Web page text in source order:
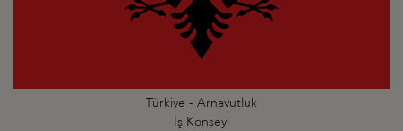
Türkiye - Arnavutluk
İş Konseyi